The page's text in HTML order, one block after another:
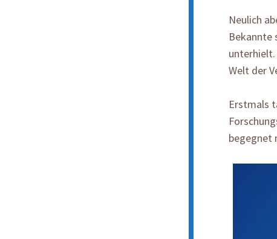
Neulich
Bekannte
unterhielt.
Welt der
Erstmals
begegnet